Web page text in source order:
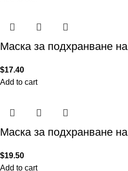
Маска за подхранване
$17.40
Add to cart
Маска за подхранване
$19.50
Add to cart